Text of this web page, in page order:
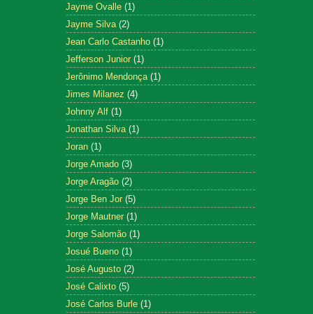
Jayme Ovalle (1)
Jayme Silva (2)
Jean Carlo Castanho (1)
Jefferson Junior (1)
Jerônimo Mendonça (1)
Jimes Milanez (4)
Johnny Alf (1)
Jonathan Silva (1)
Joran (1)
Jorge Amado (3)
Jorge Aragão (2)
Jorge Ben Jor (5)
Jorge Mautner (1)
Jorge Salomão (1)
Josué Bueno (1)
José Augusto (2)
José Calixto (5)
José Carlos Burle (1)